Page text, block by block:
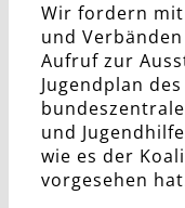
Wir fordern
und
Aufruf zur
Jugendplan
und
wie es der
vorgesehen